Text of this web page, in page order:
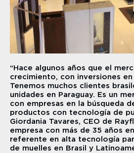
“Hace algunos años que el
crecimiento, con inversiones en
Tenemos muchos clientes
unidades en Paraguay. Es un
con empresas en la búsqueda
productos con tecnología de
Giordania Tavares, CEO de
empresa con más de 35 años
referente en alta tecnología
de muelles en Brasil y